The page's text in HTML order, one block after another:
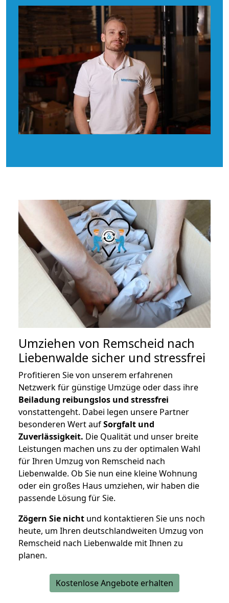
Umziehen von Remscheid nach
Liebenwalde sicher und stressfrei
Profitieren Sie von unserem erfahrenen
Netzwerk für günstige Umzüge oder dass ihre
Beiladung reibungslos und stressfrei
vonstattengeht. Dabei legen unsere Partner
besonderen Wert aufSorgfalt und
Zuverlässigkeit. Die Qualität und unser breite
Leistungen machen uns zu der optimalen Wahl
für Ihren Umzug von Remscheid nach
Liebenwalde. Ob Sie nun eine kleine Wohnung
oder ein großes Haus umziehen, wir haben die
passende Lösung für Sie.
Zögern Sie nicht und kontaktieren Sie uns noch
heute, um Ihren deutschlandweiten Umzug von
Remscheid nach Liebenwalde mit Ihnen zu
planen.
Kostenlose Angebote erhalten